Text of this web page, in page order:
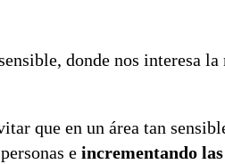
donde nos interesa
que en un área tan
e incrementando